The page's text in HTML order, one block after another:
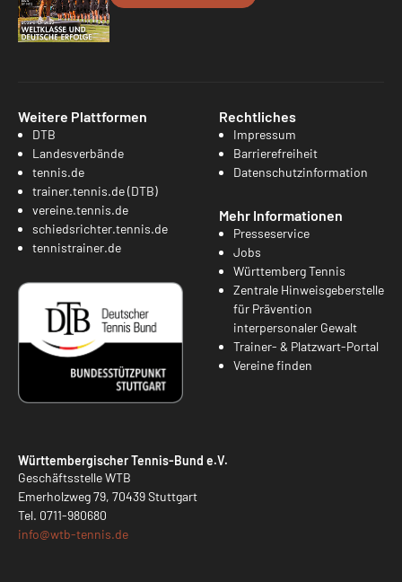
Weitere Plattformen
DTB
Landesverbände
tennis.de
trainer.tennis.de (DTB)
vereine.tennis.de
schiedsrichter.tennis.de
tennistrainer.de
Rechtliches
Impressum
Barrierefreiheit
Datenschutzinformation
Mehr Informationen
Presseservice
Jobs
Württemberg Tennis
Zentrale Hinweisgeberstelle
für Prävention
interpersonaler Gewalt
Trainer- & Platzwart-Portal
Vereine finden
Württembergischer Tennis-Bund e.V.
Geschäftsstelle WTB
Emerholzweg 79, 70439 Stuttgart
Tel. 0711-980680
info@wtb-tennis.de